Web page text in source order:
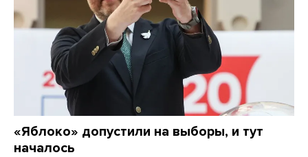
«Яблоко» допустили на выборы, и тут
началось